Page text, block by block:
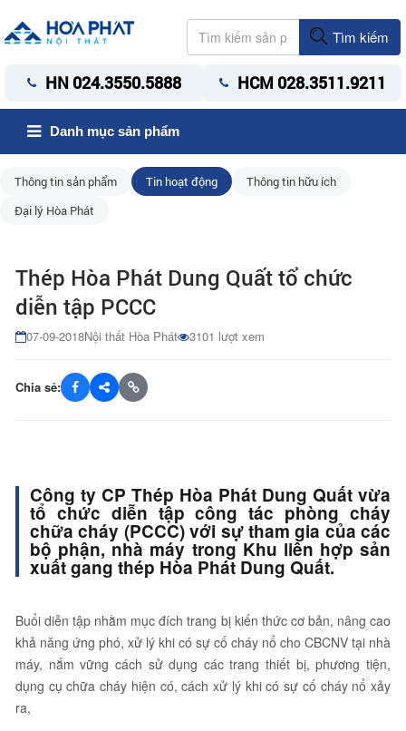
Tìm kiếm
HN 024.3550.5888 HCM 028.3511.9211
Danh mục sản phẩm
Thông tin sản phẩm Tin hoạt động
Thông tin hữu ích
Đại lý Hòa Phát
Thép Hòa Phát Dung Quất tổ chức
diễn tập PCCC
07-09-2018Nội thất Hòa Phát 3101 lượt xem
Chia sẻ:
Công ty CP Thép Hòa Phát Dung Quất vừa
tổ chức diễn tập công tác phòng cháy
chữa cháy (PCCC) với sự tham gia của các
bộ phận, nhà máy trong Khu liên hợp sản
xuất gang thép Hòa Phát Dung Quất.
Buổi diễn tập nhằm mục đích trang bị kiến thức cơ bản, nâng cao
khả năng ứng phó, xử lý khi có sự cố cháy nổ cho CBCNV tại nhà
máy, nắm vững cách sử dụng các trang thiết bị, phương tiện,
dụng cụ chữa cháy hiện có, cách xử lý khi có sự cố cháy nổ xảy
ra,